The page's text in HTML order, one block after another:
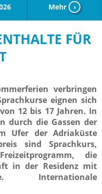
Mehr ›
FÜR
verbringen
eignen sich
12 bis 17 Jahren. In
durch die Gassen der
Ufer der Adriaküste
sind Sprachkurs,
die
in der Residenz mit
Internationale